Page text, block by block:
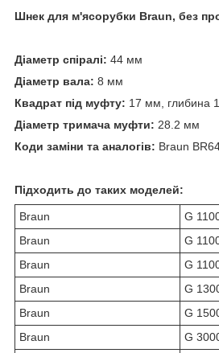
Шнек для м'ясорубки Braun, без
Діаметр спіралі: 44 мм
Діаметр вала: 8 мм
Квадрат під муфту: 17 мм, глибина
Діаметр тримача муфти: 28.2 мм
Коди заміни та аналогів: Braun
Підходить до таких моделей:
Braun
G
Braun
G
Braun
G
Braun
G
Braun
G
Braun
G